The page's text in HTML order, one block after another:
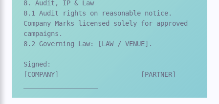
8. Audit, IP & Law
8.1 Audit rights on reasonable notice.
Company Marks licensed solely for approved
campaigns.
8.2 Governing Law: [LAW / VENUE].
Signed:
[COMPANY] ___________________ [PARTNER]